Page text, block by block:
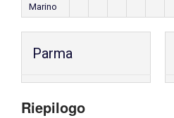
Marino
Parma
Riepilogo